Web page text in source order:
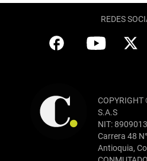
REDES
S.A.S
NIT:
Carrera 48
Antioquia,